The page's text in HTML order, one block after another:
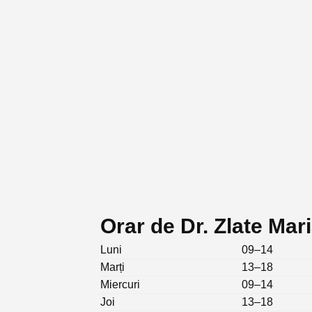
Orar de Dr. Zlate
Luni
09–14
Marți
13–18
Miercuri
09–14
Joi
13–18